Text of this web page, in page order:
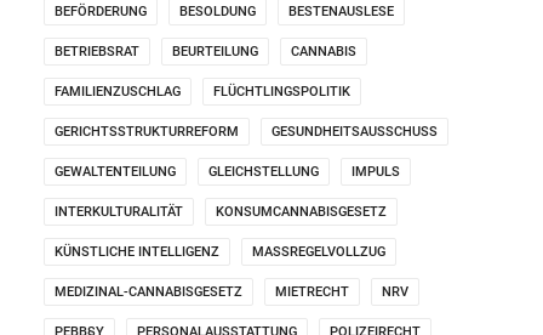
BEFÖRDERUNG BESOLDUNG BESTENAUSLESE
BETRIEBSRAT BEURTEILUNG CANNABIS
FAMILIENZUSCHLAG FLÜCHTLINGSPOLITIK
GERICHTSSTRUKTURREFORM GESUNDHEITSAUSSCHUSS
GEWALTENTEILUNG GLEICHSTELLUNG IMPULS
INTERKULTURALITÄT KONSUMCANNABISGESETZ
KÜNSTLICHE INTELLIGENZ MASSREGELVOLLZUG
MEDIZINAL-CANNABISGESETZ MIETRECHT NRV